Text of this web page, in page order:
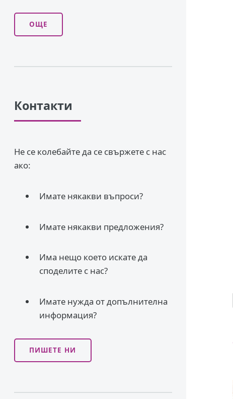
ОЩЕ
Контакти
Не се колебайте да се свържете с нас
ако:
Имате някакви въпроси?
Имате някакви предложения?
Има нещо което искате да
споделите с нас?
Имате нужда от допълнителна
информация?
ПИШЕТЕ НИ